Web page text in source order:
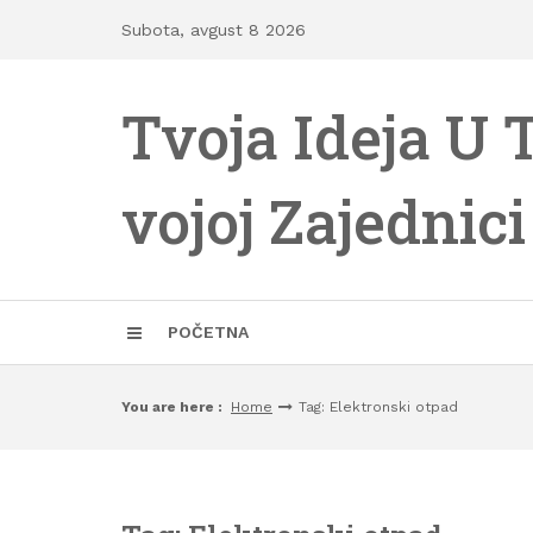
Subota, avgust 8 2026
Tvoja Ideja U
vojoj Zajednici
POČETNA
You are here : Home Tag: Elektronski otpad